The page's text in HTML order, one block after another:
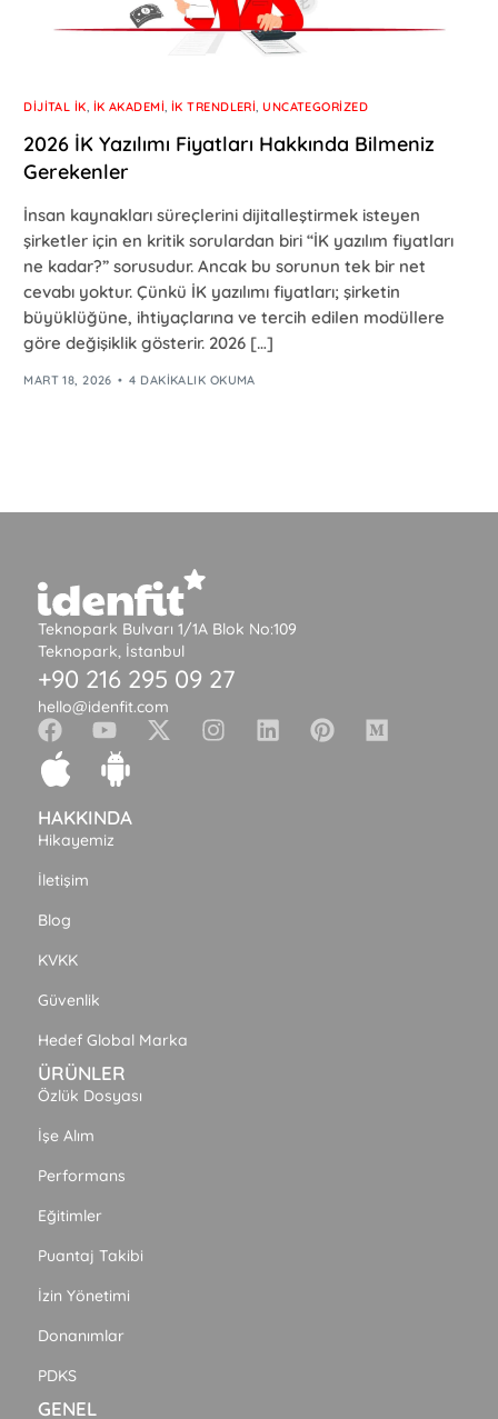
DIJITAL İK, İK AKADEMI, İK TRENDLERI,UNCATEGORIZED
2026 İK Yazılımı Fiyatları Hakkında Bilmeniz
Gerekenler
İnsan kaynakları süreçlerini dijitalleştirmek isteyen
şirketler için en kritik sorulardan biri “İK yazılım fiyatları
ne kadar?” sorusudur. Ancak bu sorunun tek bir net
cevabı yoktur. Çünkü İK yazılımı fiyatları; şirketin
büyüklüğüne, ihtiyaçlarına ve tercih edilen modüllere
göre değişiklik gösterir. 2026 […]
MART 18, 2026 4 DAKIKALIK OKUMA
Teknopark Bulvarı 1/1A Blok No:109
Teknopark, İstanbul
+90 216 295 09 27
hello@idenfit.com
HAKKINDA
Hikayemiz
İletişim
Blog
KVKK
Güvenlik
Hedef Global Marka
ÜRÜNLER
Özlük Dosyası
İşe Alım
Performans
Eğitimler
Puantaj Takibi
İzin Yönetimi
Donanımlar
PDKS
GENEL